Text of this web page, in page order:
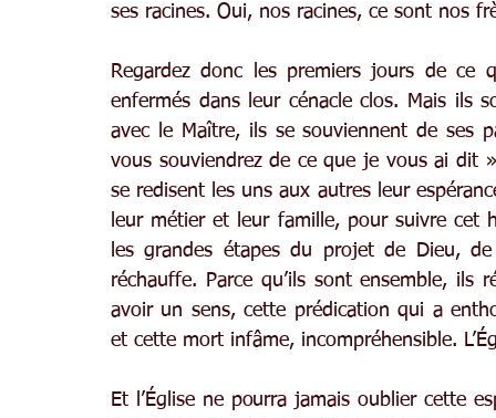
ses racines. Oui, nos racines, ce sont nos
Regardez donc les premiers jours de ce
enfermés dans leur cénacle clos. Mais ils
avec le Maître, ils se souviennent de ses
vous souviendrez de ce que je vous ai dit
se redisent les uns aux autres leur
leur métier et leur famille, pour suivre cet
les grandes étapes du projet de Dieu,
réchauffe. Parce qu’ils sont ensemble,
avoir un sens, cette prédication qui a
et cette mort infâme, incompréhensible.
Et l’Église ne pourra jamais oublier cette